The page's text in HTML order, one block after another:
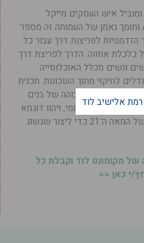
איש העסקים מייקל
אייזנברג, שותף-מנהל בקרן Aleph ותומך נאמן של העמותה זה מספר
לפריצות דרך עבור כל
כלכלת אחווה. הדרך לפריצת דרך
ונשים מכלל האוכלוסייה
לחיקוי מתוך השכונות. תכנית
ברמה הכי גבוהה של בנים
והבינלאומי, ויהוו דוגמא
לשכונות שלמות לטובת הכלכלה של המאה ה־21 כדי ליצור שגשוג
מקומונט לוד וקבלת כל
י כאן <<